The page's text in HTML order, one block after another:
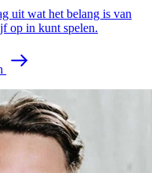
uit wat het belang is van
op in kunt spelen.